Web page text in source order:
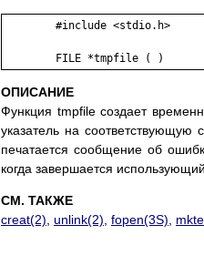
ОПИСАНИЕ
Функция tmpfile создает
указатель на соответствующую
печатается сообщение об
когда завершается
СМ. ТАКЖЕ
creat(2) unlink(2) fopen(3S)